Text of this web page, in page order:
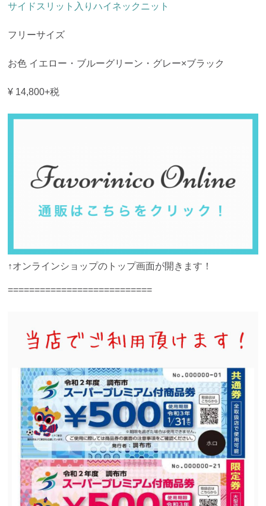
サイドスリット入りハイネックニット
フリーサイズ
お色 イエロー・ブルーグリーン・グレー×ブラック
¥ 14,800+税
↑オンラインショップのトップ画面が開きます！
===========================